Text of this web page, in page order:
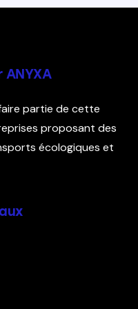
ANYXA
partie de cette
proposant des
écologiques et